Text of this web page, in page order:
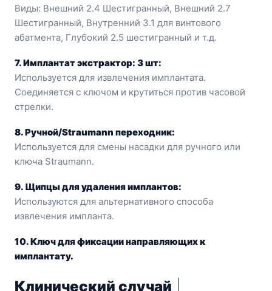
Виды: Внешний 2.4 Шестигранный, Внешний 2.7
Шестигранный, Внутренний 3.1 для винтового
абатмента, Глубокий 2.5 шестигранный и т.д.
7. Имплантат экстрактор: 3 шт:
Используется для извлечения имплантата.
Соединяется с ключом и крутиться против часовой
стрелки.
8. Ручной/Straumann переходник:
Используется для смены насадки для ручного или
ключа Straumann.
9. Щипцы для удаления имплантов:
Используются для альтернативного способа
извлечения импланта.
10. Ключ для фиксации направляющих к
имплантату.
Клинический случай